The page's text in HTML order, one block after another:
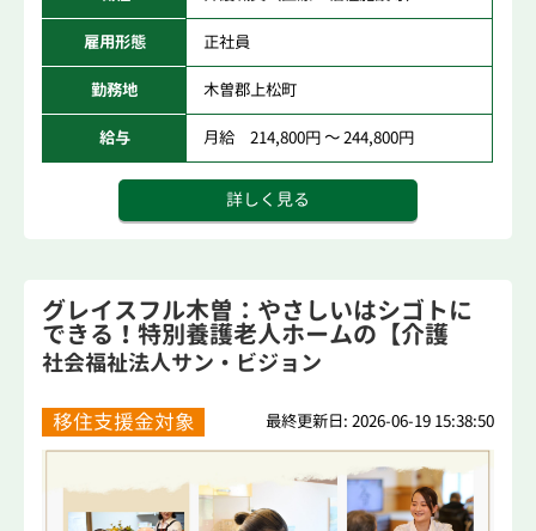
雇用形態 正社員
勤務地 木曽郡上松町
給与 月給 214,800円 ～ 244,800円
詳しく見る
グレイスフル木曽：やさしいはシゴトに
できる！特別養護老人ホームの【介護
職】
社会福祉法人サン・ビジョン
移住支援金対象 最終更新日: 2026-06-19 15:38:50